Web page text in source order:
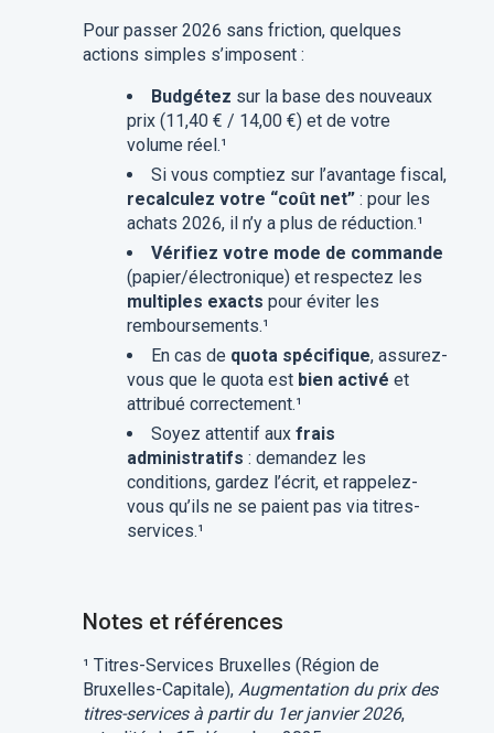
Pour passer 2026 sans friction, quelques
actions simples s’imposent :
Budgétez sur la base des nouveaux
prix (11,40 € / 14,00 €) et de votre
volume réel.¹
Si vous comptiez sur l’avantage fiscal,
recalculez votre “coût net”: pour les
achats 2026, il n’y a plus de réduction.¹
Vérifiez votre mode de commande
(papier/électronique) et respectez les
multiples exacts pour éviter les
remboursements.¹
En cas de quota spécifique, assurez-
vous que le quota est bien activé et
attribué correctement.¹
Soyez attentif aux frais
administratifs : demandez les
conditions, gardez l’écrit, et rappelez-
vous qu’ils ne se paient pas via titres-
services.¹
Notes et références
¹ Titres-Services Bruxelles (Région de
Bruxelles-Capitale), Augmentation du prix des
titres-services à partir du 1er janvier 2026,